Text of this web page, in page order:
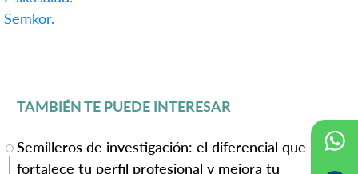
Semkor.
TAMBIÉN TE PUEDE INTERESAR
Semilleros de investigación: el diferencial que
fortalece tu perfil profesional y mejora tu